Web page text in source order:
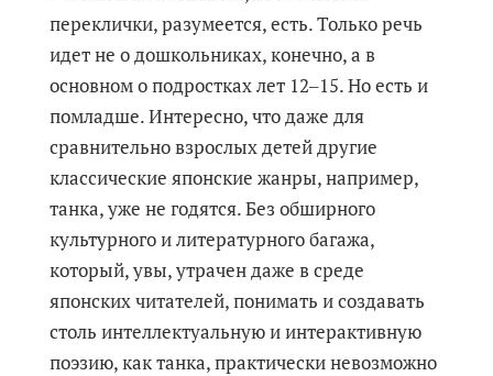
переклички, разумеется, есть. Только речь
идет не о дошкольниках, конечно, а в
основном о подростках лет 12‒15. Но есть и
помладше. Интересно, что даже для
сравнительно взрослых детей другие
классические японские жанры, например,
танка, уже не годятся. Без обширного
культурного и литературного багажа,
который, увы, утрачен даже в среде
японских читателей, понимать и создавать
столь интеллектуальную и интерактивную
поэзию, как танка, практически невозможно